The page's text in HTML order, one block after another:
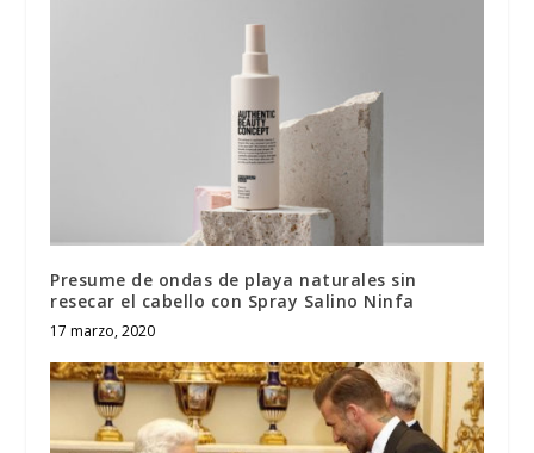
Presume de ondas de playa naturales sin
resecar el cabello con Spray Salino Ninfa
17 marzo, 2020